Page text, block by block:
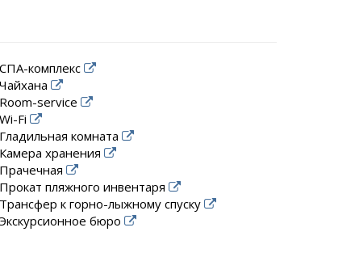
СПА-комплекс
Чайхана
Room-service
Wi-Fi
Гладильная комната
Камера хранения
Прачечная
Прокат пляжного инвентаря
Трансфер к горно-лыжному спуску
Экскурсионное бюро